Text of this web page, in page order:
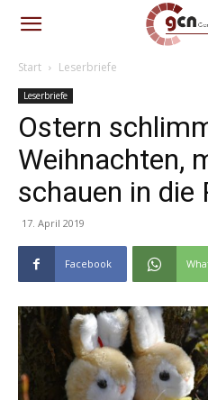
Start Leserbriefe
Leserbriefe
Ostern
Weihnachten,
schauen in die
17. April 2019
Facebook